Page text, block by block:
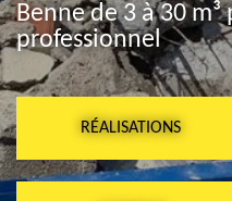
Benne de 3 à 30
professionnel
RÉALISATIONS